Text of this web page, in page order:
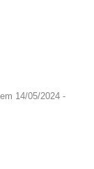
14/05/2024 -